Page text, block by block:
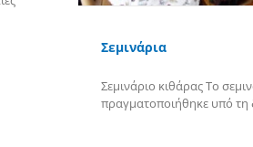
Σεμινάρια
Σεμινάριο κιθάρας Το
πραγματοποιήθηκε υπό τη